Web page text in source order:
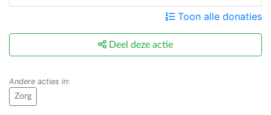
Toon alle donaties
Deel deze actie
Andere acties in:
Zorg